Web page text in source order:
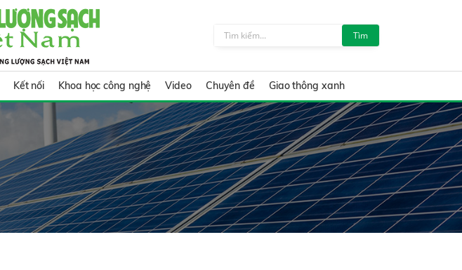
Tìm
Kết nối Khoa học công nghệ Video Chuyên đề Giao thông xanh